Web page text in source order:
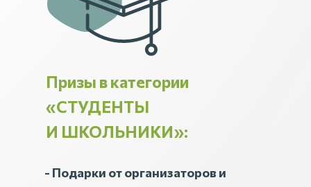
- Подарки от организаторов и
Призы в категории
«СТУДЕНТЫ
И ШКОЛЬНИКИ»: